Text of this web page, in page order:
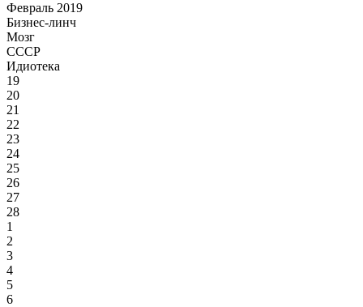
Февраль 2019
Бизнес-линч
Мозг
СССР
Идиотека
19
20
21
22
23
24
25
26
27
28
1
2
3
4
5
6